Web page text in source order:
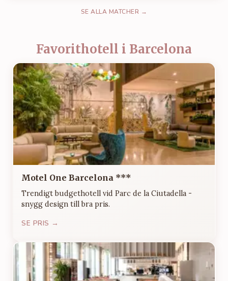
SE ALLA MATCHER →
Favorithotell i Barcelona
Motel One Barcelona ***
Trendigt budgethotell vid Parc de la Ciutadella -
snygg design till bra pris.
SE PRIS →